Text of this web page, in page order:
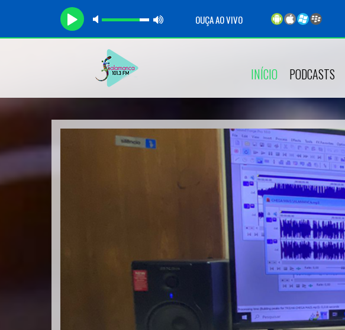
OUÇA AO VIVO
INÍCIO PODCASTS